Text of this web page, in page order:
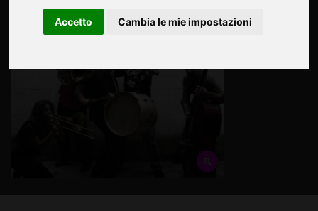
Accetto Cambia le mie impostazioni